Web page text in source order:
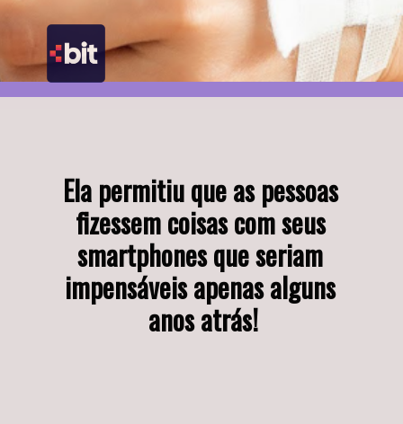
Ela permitiu que as pessoas
fizessem coisas com seus
smartphones que seriam
impensáveis apenas alguns
anos atrás!